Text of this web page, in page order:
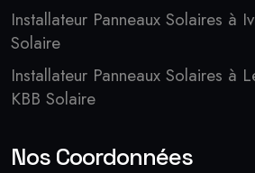
Installateur Panneaux Solaires à
Solaire
Installateur Panneaux Solaires à
KBB Solaire
Nos Coordonnées